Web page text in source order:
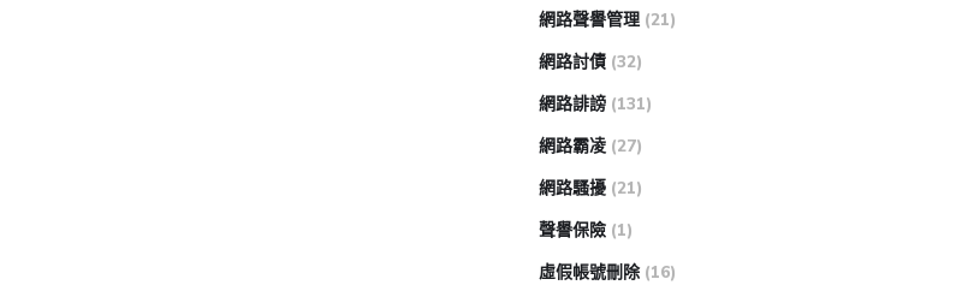
網路聲譽管理 (21)
網路討債 (32)
網路誹謗 (131)
網路霸凌 (27)
網路騷擾 (21)
聲譽保險 (1)
虛假帳號刪除 (16)